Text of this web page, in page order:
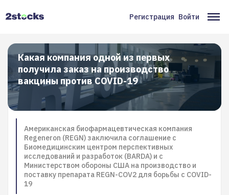
Меню
учётной
записи
пользователя
Регистрация Войти
Какая компания одной из первых
получила заказ на производство
вакцины против COVID-19
Американская биофармацевтическая компания
Regeneron (REGN) заключила соглашение с
Биомедицинским центром перспективных
исследований и разработок (BARDA) и с
Министерством обороны США на производство и
поставку препарата REGN-COV2 для борьбы с COVID-
19